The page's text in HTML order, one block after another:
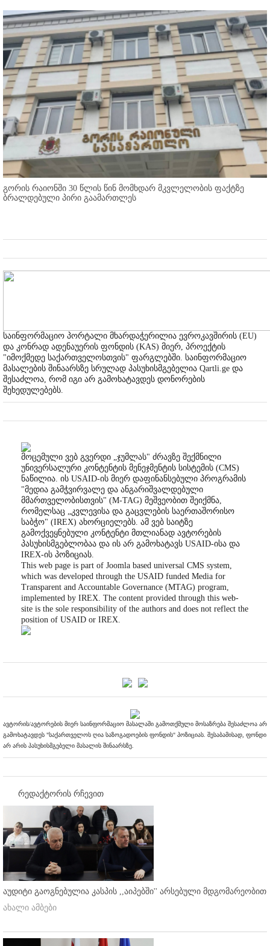
გორის რაიონში 30 წლის წინ მომხდარ მკვლელობის ფაქტზე
ბრალდებული პირი გაამართლეს
საინფორმაციო პორტალი მხარდაჭერილია ევროკავშირის (EU)
და კონრად ადენაუერის ფონდის (KAS) მიერ, პროექტის
"იმოქმედე საქართველოსთვის" ფარგლებში. საინფორმაციო
მასალების შინაარსზე სრულად პასუხისმგებელია Qartli.ge და
შესაძლოა, რომ იგი არ გამოხატავდეს დონორების
შეხედულებებს.
მოცემული ვებ გვერდი „ჯუმლას" ძრავზე შექმნილი
უნივერსალური კონტენტის მენეჯმენტის სისტემის (CMS)
ნაწილია. ის USAID-ის მიერ დაფინანსებული პროგრამის
"მედია გამჭვირვალე და ანგარიშვალდებული
მმართველობისთვის" (M-TAG) მეშვეობით შეიქმნა,
რომელსაც „კვლევისა და გაცვლების საერთაშორისო
საბჭო" (IREX) ახორციელებს. ამ ვებ საიტზე
გამოქვეყნებული კონტენტი მთლიანად ავტორების
პასუხისმგებლობაა და ის არ გამოხატავს USAID-ისა და
IREX-ის პოზიციას.
This web page is part of Joomla based universal CMS system,
which was developed through the USAID funded Media for
Transparent and Accountable Governance (MTAG) program,
implemented by IREX. The content provided through this web-
site is the sole responsibility of the authors and does not reflect the
position of USAID or IREX.
ავტორის/ავტორების მიერ საინფორმაციო მასალაში გამოთქმული მოსაზრება შესაძლოა არ
გამოხატავდეს "საქართველოს ღია საზოგადოების ფონდის" პოზიციას. შესაბამისად, ფონდი
არ არის პასუხისმგებელი მასალის შინაარსზე.
რედაქტორის რჩევით
აუდიტი გაოგნებულია კასპის ,,აიპებში'' არსებული მდგომარეობით
ახალი ამბები